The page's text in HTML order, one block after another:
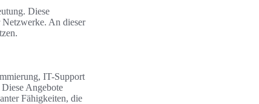
Diese
An dieser
IT-Support
Angebote
Fähigkeiten, die